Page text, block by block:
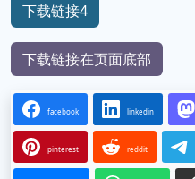
下载链接4
下载链接在页面底部
facebook linkedin
pinterest reddit